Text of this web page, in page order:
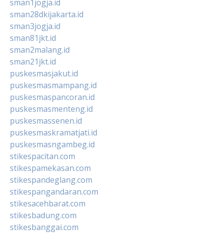
sman1jogja.id
sman28dkijakarta.id
sman3jogja.id
sman81jkt.id
sman2malang.id
sman21jkt.id
puskesmasjakut.id
puskesmasmampang.id
puskesmaspancoran.id
puskesmasmenteng.id
puskesmassenen.id
puskesmaskramatjati.id
puskesmasngambeg.id
stikespacitan.com
stikespamekasan.com
stikespandeglang.com
stikespangandaran.com
stikesacehbarat.com
stikesbadung.com
stikesbanggai.com